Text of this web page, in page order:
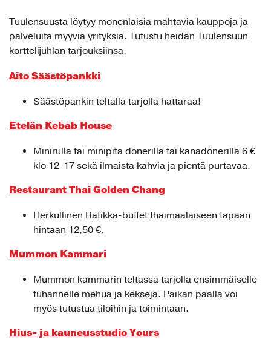
Tuulensuusta löytyy monenlaisia mahtavia kauppoja ja
palveluita myyviä yrityksiä. Tutustu heidän Tuulensuun
korttelijuhlan tarjouksiinsa.
Aito Säästöpankki
Säästöpankin teltalla tarjolla hattaraa!
Etelän Kebab House
Minirulla tai minipita dönerillä tai kanadönerillä 6 €
klo 12-17 sekä ilmaista kahvia ja pientä purtavaa.
Restaurant Thai Golden Chang
Herkullinen Ratikka-buffet thaimaalaiseen tapaan
hintaan 12,50 €.
Mummon Kammari
Mummon kammarin teltassa tarjolla ensimmäiselle
tuhannelle mehua ja keksejä. Paikan päällä voi
myös tutustua tiloihin ja toimintaan.
Hius- ja kauneusstudio Yours